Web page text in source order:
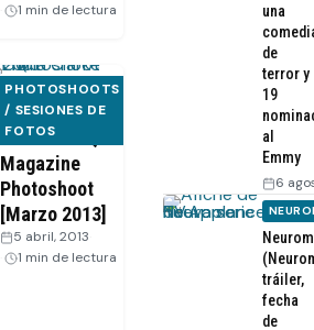
1 min de lectura
PHOTOSHOOTS
/ SESIONES DE
FOTOS
Emilia
Clarke – GQ
Magazine
Photoshoot
[Marzo 2013]
5 abril, 2013
1 min de lectura
una
de
terror y
19
al
Emmy
6
tráiler,
fecha
de